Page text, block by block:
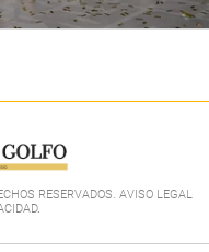
RESERVADOS. AVISO LEGAL
.